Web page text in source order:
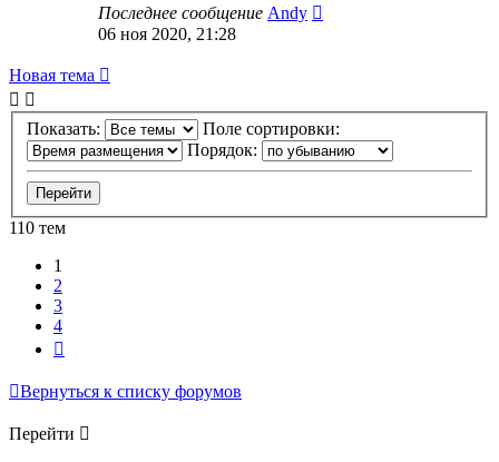
Последнее сообщение Andy
06 ноя 2020, 21:28
Новая тема
Показать:
Поле сортировки:
Порядок:
110 тем
1
2
3
4
Вернуться к списку форумов
Перейти